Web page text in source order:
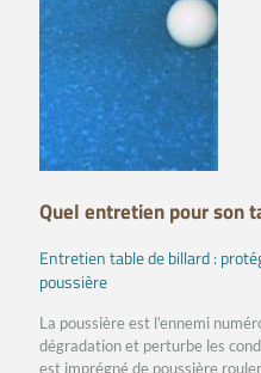
Quel entretien pour son
Entretien table de billard :
poussière
La poussière est l’ennemi
dégradation et perturbe les
est imprégné de poussière